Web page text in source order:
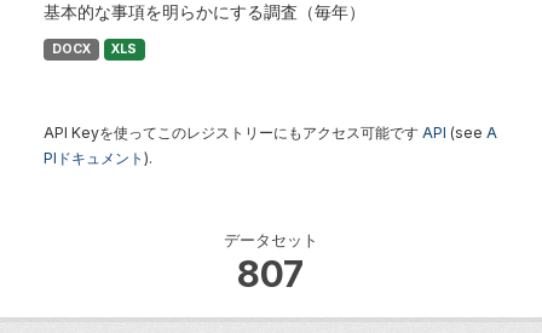
データセット
807
基本的な事項を明らかにする調査（毎年）
DOCX XLS
API Keyを使ってこのレジストリーにもアクセス可能です API (see A
PIドキュメント ).